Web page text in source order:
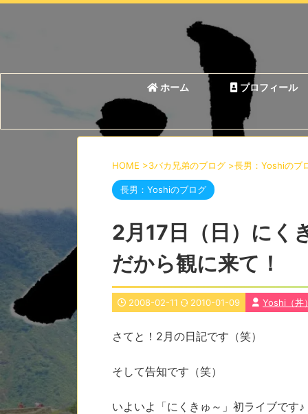
ホーム プロフィール
HOME >3バカ兄弟のブログ >長男：Yoshiのブ
長男：Yoshiのブログ
2月17日（日）にく
だから観に来て！
2008-02-11 2010-01-09 Yoshi（丼）
さてと！2月の日記です（笑）
そして告知です（笑）
いよいよ「にくきゅ～」初ライブです♪